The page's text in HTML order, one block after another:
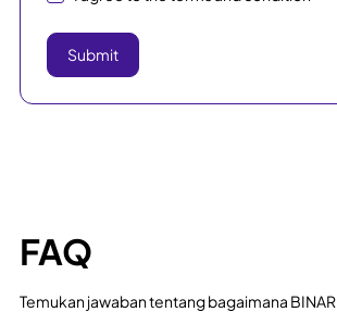
FAQ
Temukan jawaban tentang bagaimana BINAR